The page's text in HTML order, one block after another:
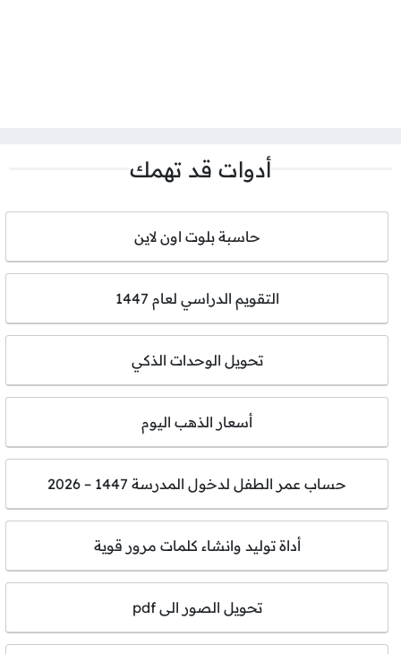
أدوات قد تهمك
حاسبة بلوت اون لاين
التقويم الدراسي لعام 1447
تحويل الوحدات الذكي
أسعار الذهب اليوم
حساب عمر الطفل لدخول المدرسة 1447 – 2026
أداة توليد وانشاء كلمات مرور قوية
تحويل الصور الى pdf